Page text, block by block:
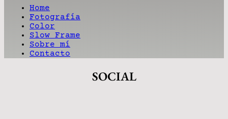
Home
Fotografía
Color
Slow Frame
Sobre mí
Contacto
SOCIAL